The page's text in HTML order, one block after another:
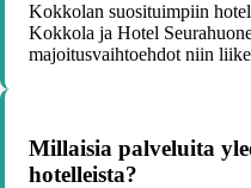
Kokkolan suosituimpiin
Kokkola ja Hotel
majoitusvaihtoehdot niin
Millaisia palveluita
hotelleista?